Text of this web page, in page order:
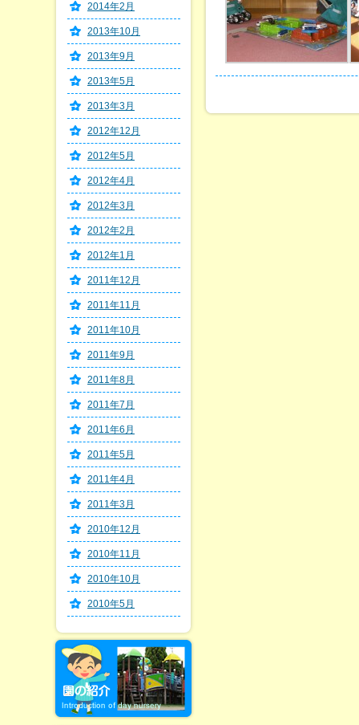
2014年2月
2013年10月
2013年9月
2013年5月
2013年3月
2012年12月
2012年5月
2012年4月
2012年3月
2012年2月
2012年1月
2011年12月
2011年11月
2011年10月
2011年9月
2011年8月
2011年7月
2011年6月
2011年5月
2011年4月
2011年3月
2010年12月
2010年11月
2010年10月
2010年5月